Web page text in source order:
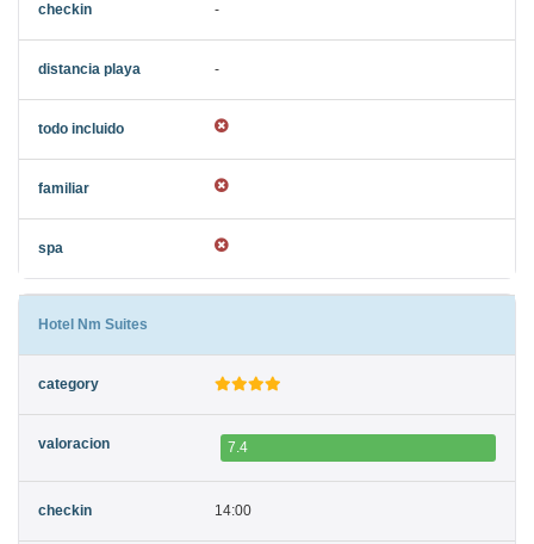
-
-
Hotel Nm Suites
7.4
14:00